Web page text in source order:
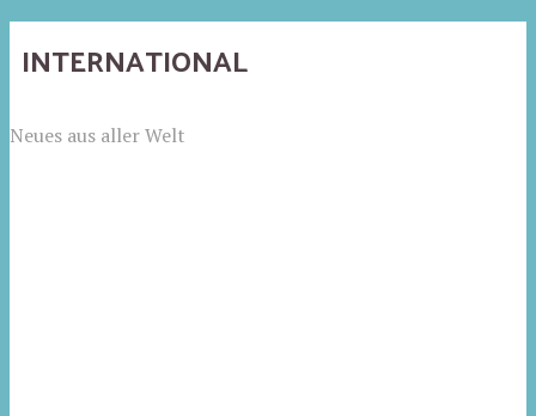
INTERNATIONAL
Neues aus aller Welt